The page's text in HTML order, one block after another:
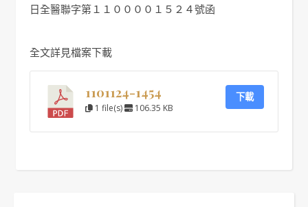
日全醫聯字第１１００００１５２４號函
全文詳見檔案下載
1101124-1454
1 file(s) 106.35 KB
下載